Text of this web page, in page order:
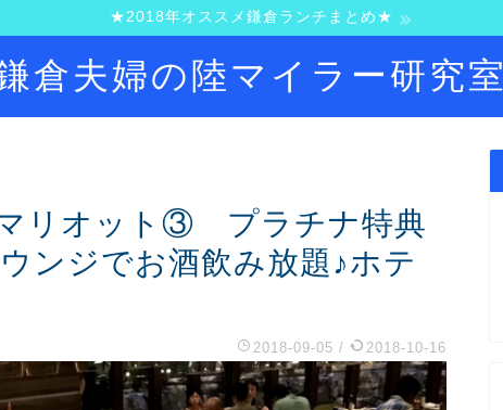
★2018年オススメ鎌倉ランチまとめ★
倉夫婦の陸マイラー研究室
マリオット③ プラチナ特典
ンジでお酒飲み放題♪ホテ
2018-09-05 / 2018-10-16